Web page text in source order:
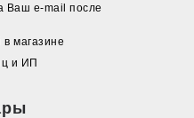
Ваш e-mail после
магазине
и ИП